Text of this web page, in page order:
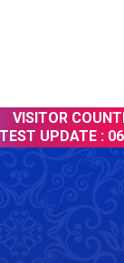
VISITOR
UPDATE : 06